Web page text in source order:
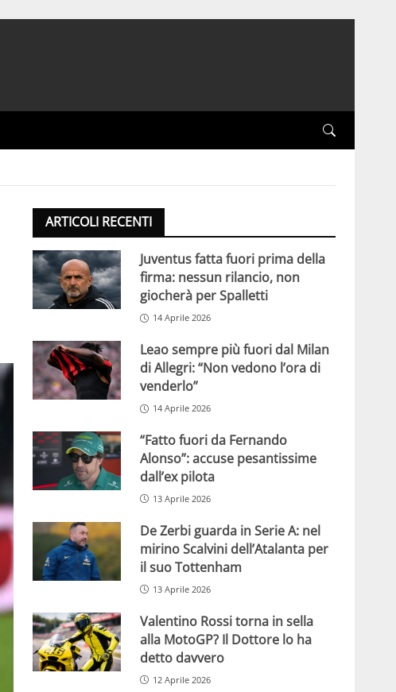
ARTICOLI RECENTI
Juventus fatta fuori prima della
firma: nessun rilancio, non
giocherà per Spalletti
14 Aprile 2026
Leao sempre più fuori dal Milan
di Allegri: “Non vedono l’ora di
venderlo”
14 Aprile 2026
“Fatto fuori da Fernando
Alonso”: accuse pesantissime
dall’ex pilota
13 Aprile 2026
De Zerbi guarda in Serie A: nel
mirino Scalvini dell’Atalanta per
il suo Tottenham
13 Aprile 2026
Valentino Rossi torna in sella
alla MotoGP? Il Dottore lo ha
detto davvero
12 Aprile 2026